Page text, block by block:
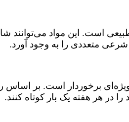
است. این مواد می‌توانند
متعددی را به وجود آورد.
برخوردار است. بر اساس
در هر هفته یک بار کوتاه کنند.